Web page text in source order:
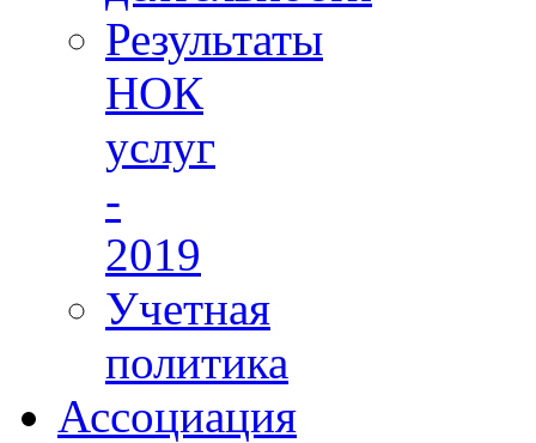
Результаты
НОК
услуг
-
2019
Учетная
политика
Ассоциация